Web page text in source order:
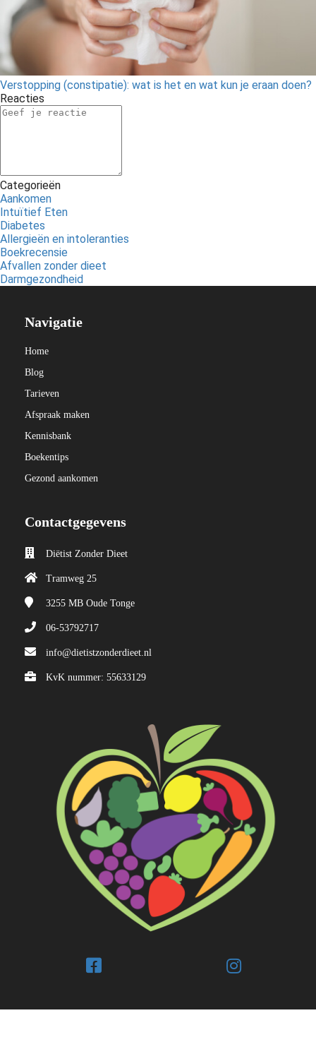
Verstopping (constipatie): wat is het en wat kun je eraan doen?
Reacties
Categorieën
Aankomen
Intuïtief Eten
Diabetes
Allergieën en intoleranties
Boekrecensie
Afvallen zonder dieet
Darmgezondheid
Navigatie
Home
Blog
Tarieven
Afspraak maken
Kennisbank
Boekentips
Gezond aankomen
Contactgegevens
Diëtist Zonder Dieet
Tramweg 25
3255 MB Oude Tonge
06-53792717
info@dietistzonderdieet.nl
KvK nummer: 55633129